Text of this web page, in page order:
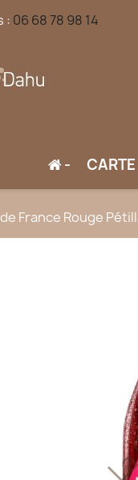
: 06 68 78 98 14
- CARTE
France Rouge